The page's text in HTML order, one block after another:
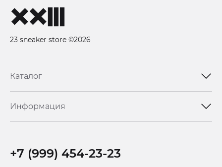
23 sneaker store ©2026
Каталог
Информация
+7 (999) 454-23-23